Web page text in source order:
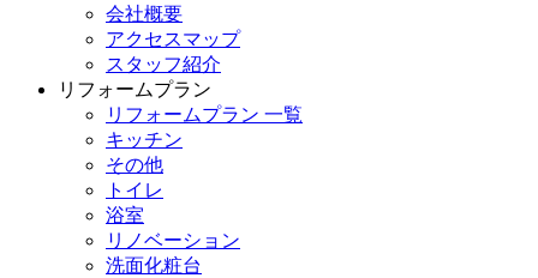
会社概要
アクセスマップ
スタッフ紹介
リフォームプラン
リフォームプラン 一覧
キッチン
その他
トイレ
浴室
リノベーション
洗面化粧台